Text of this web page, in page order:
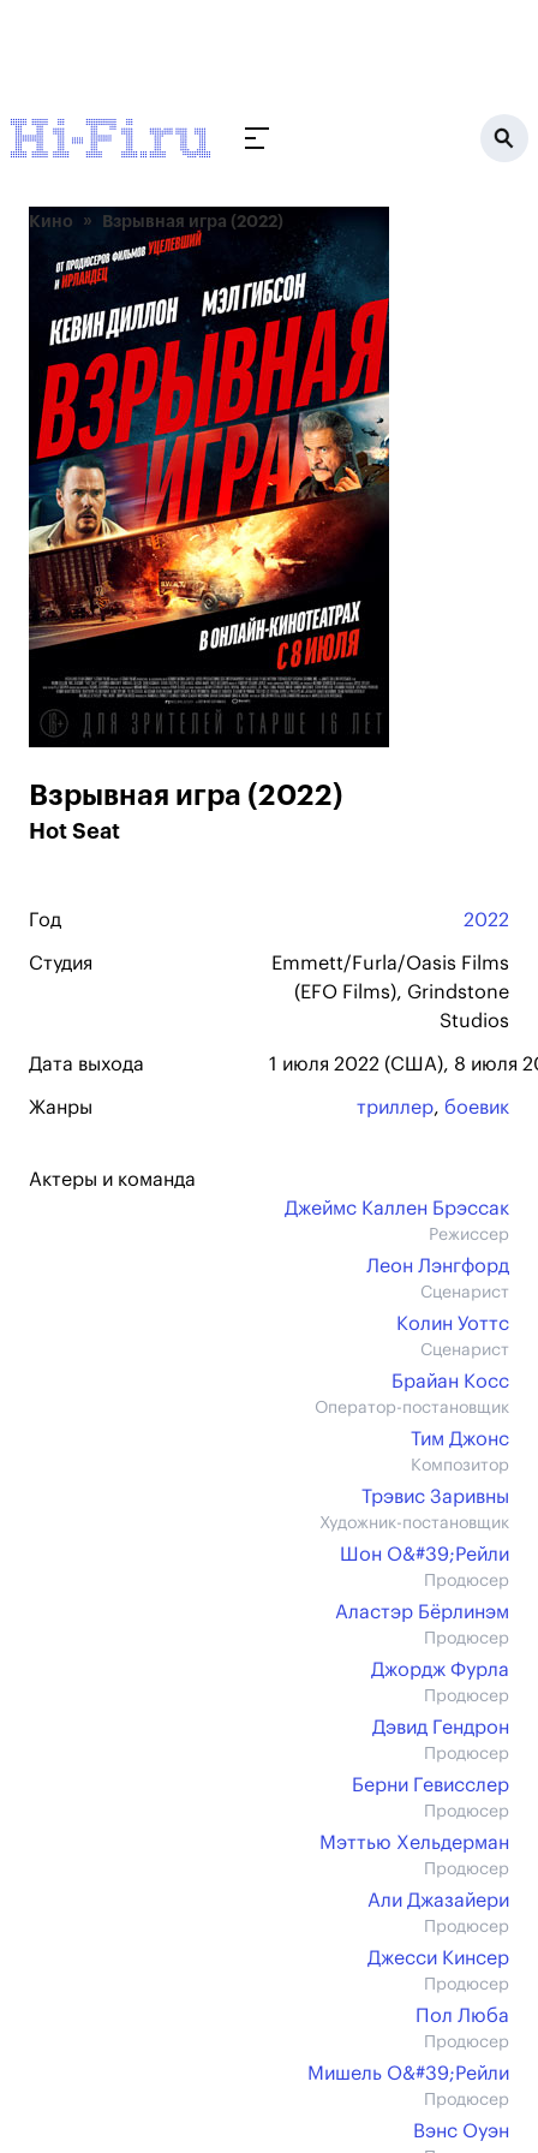
Кино Взрывная игра (2022)
Взрывная игра (2022)
Hot Seat
Год 2022
Студия
Emmett/Furla/Oasis Films
(EFO Films), Grindstone
Studios
Дата выхода 1 июля 2022 (США), 8 июля
Жанры триллер, боевик
Актеры и команда
Джеймс Каллен Брэссак
Режиссер
Леон Лэнгфорд
Сценарист
Колин Уоттс
Сценарист
Брайан Косс
Оператор-постановщик
Тим Джонс
Композитор
Трэвис Заривны
Художник-постановщик
Шон О&#39;Рейли
Продюсер
Аластэр Бёрлинэм
Продюсер
Джордж Фурла
Продюсер
Дэвид Гендрон
Продюсер
Берни Гевисслер
Продюсер
Мэттью Хельдерман
Продюсер
Али Джазайери
Продюсер
Джесси Кинсер
Продюсер
Пол Люба
Продюсер
Мишель О&#39;Рейли
Продюсер
Вэнс Оуэн